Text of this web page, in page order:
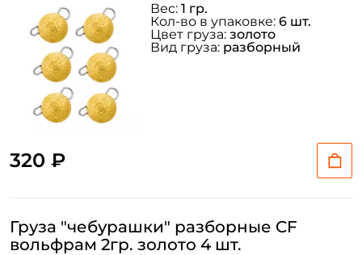
320 ₽
Вес: 1 гр.
Кол-во в упаковке: 6 шт.
Цвет груза: золото
Вид груза: разборный
Груза "чебурашки" разборные CF
вольфрам 2гр. золото 4 шт.